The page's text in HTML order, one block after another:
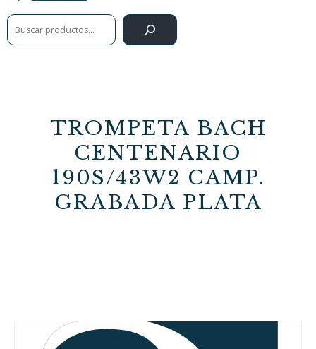
Buscar
TROMPETA BACH
CENTENARIO
190S/43W2 CAMP.
GRABADA PLATA